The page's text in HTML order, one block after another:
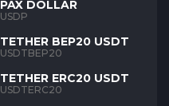
PAX DOLLAR
USDP
TETHER BEP20 USDT
USDTBEP20
TETHER ERC20 USDT
USDTERC20